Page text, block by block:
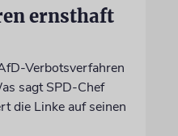
ernsthaft
Verbotsverfahren
sagt SPD-Chef
die Linke auf seinen